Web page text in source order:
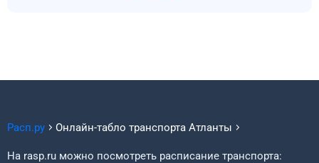
Расп.ру Онлайн-табло транспорта Атланты
На rasp.ru можно посмотреть расписание транспорта: